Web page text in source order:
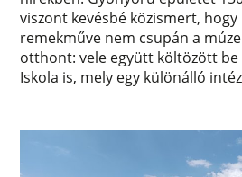
viszont kevésbé közismert,
remekműve nem csupán a
otthont: vele együtt költözött be
Iskola is, mely egy különálló